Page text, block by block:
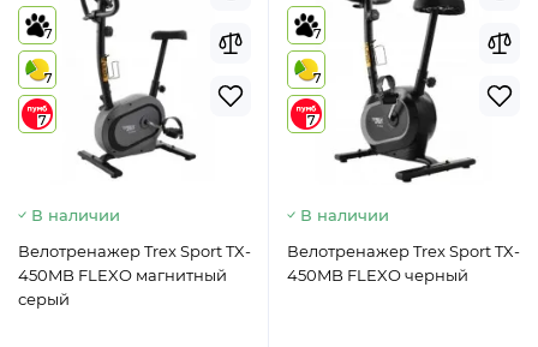
7
7
7
В наличии
Велотренажер Trex Sport TX-
450MB FLEXO магнитный
серый
7
7
7
В наличии
Велотренажер Trex Sport TX-
450MB FLEXO черный